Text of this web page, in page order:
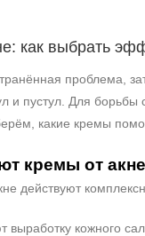
как выбрать
проблема,
и пустул. Для борьбы
какие кремы
кремы от акне
действуют
выработку кожного